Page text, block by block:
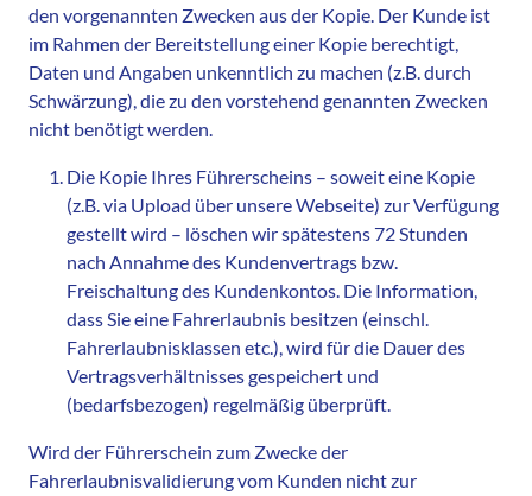
den vorgenannten Zwecken aus der Kopie. Der Kunde ist
im Rahmen der Bereitstellung einer Kopie berechtigt,
Daten und Angaben unkenntlich zu machen (z.B. durch
Schwärzung), die zu den vorstehend genannten Zwecken
nicht benötigt werden.
Die Kopie Ihres Führerscheins – soweit eine Kopie
(z.B. via Upload über unsere Webseite) zur Verfügung
gestellt wird – löschen wir spätestens 72 Stunden
nach Annahme des Kundenvertrags bzw.
Freischaltung des Kundenkontos. Die Information,
dass Sie eine Fahrerlaubnis besitzen (einschl.
Fahrerlaubnisklassen etc.), wird für die Dauer des
Vertragsverhältnisses gespeichert und
(bedarfsbezogen) regelmäßig überprüft.
Wird der Führerschein zum Zwecke der
Fahrerlaubnisvalidierung vom Kunden nicht zur